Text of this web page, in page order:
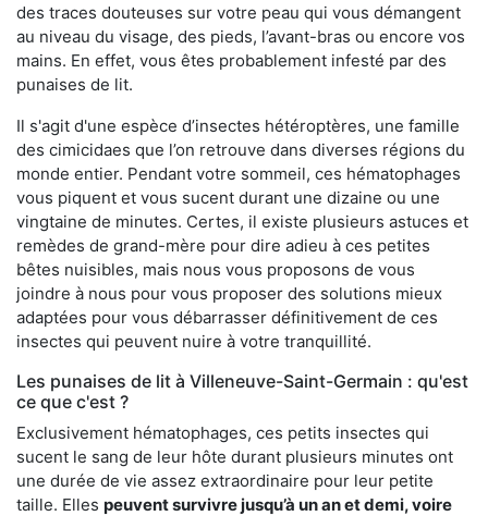
des traces douteuses sur votre peau qui vous démangent
au niveau du visage, des pieds, l’avant-bras ou encore vos
mains. En effet, vous êtes probablement infesté par des
punaises de lit.
Il s'agit d'une espèce d’insectes hétéroptères, une famille
des cimicidaes que l’on retrouve dans diverses régions du
monde entier. Pendant votre sommeil, ces hématophages
vous piquent et vous sucent durant une dizaine ou une
vingtaine de minutes. Certes, il existe plusieurs astuces et
remèdes de grand-mère pour dire adieu à ces petites
bêtes nuisibles, mais nous vous proposons de vous
joindre à nous pour vous proposer des solutions mieux
adaptées pour vous débarrasser définitivement de ces
insectes qui peuvent nuire à votre tranquillité.
Les punaises de lit à Villeneuve-Saint-Germain : qu'est
ce que c'est ?
Exclusivement hématophages, ces petits insectes qui
sucent le sang de leur hôte durant plusieurs minutes ont
une durée de vie assez extraordinaire pour leur petite
taille. Elles peuvent survivre jusqu’à un an et demi, voire